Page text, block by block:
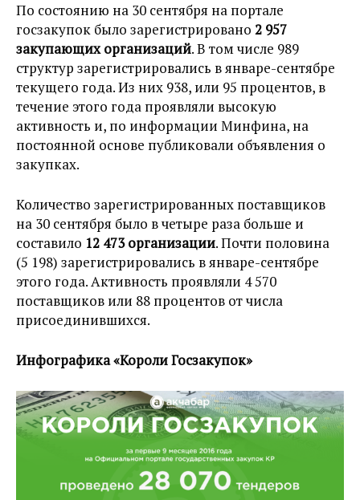
По состоянию на 30 сентября на портале
госзакупок было зарегистрировано 2 957
закупающих организаций. В том числе 989
структур зарегистрировались в январе-сентябре
текущего года. Из них 938, или 95 процентов, в
течение этого года проявляли высокую
активность и, по информации Минфина, на
постоянной основе публиковали объявления о
закупках.
Количество зарегистрированных поставщиков
на 30 сентября было в четыре раза больше и
составило 12 473 организации. Почти половина
(5 198) зарегистрировались в январе-сентябре
этого года. Активность проявляли 4 570
поставщиков или 88 процентов от числа
присоединившихся.
Инфографика «Короли Госзакупок»